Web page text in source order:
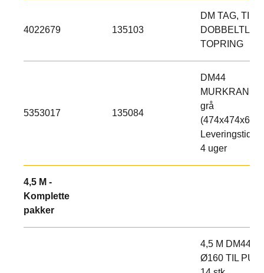
4022679 135103
DM TAG, TIL
TOPRING
5353017 135084
DM44
MURKRANS,
grå
(474x474x65)
Leveringstid
4 uger
4,5 M -
Komplette
pakker
4,5 M DM44
Ø160 TIL